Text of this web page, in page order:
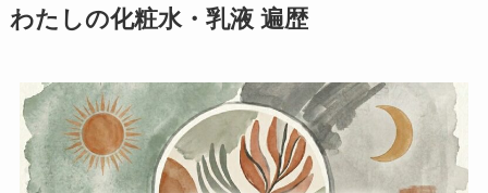
わたしの化粧水・乳液 遍歴